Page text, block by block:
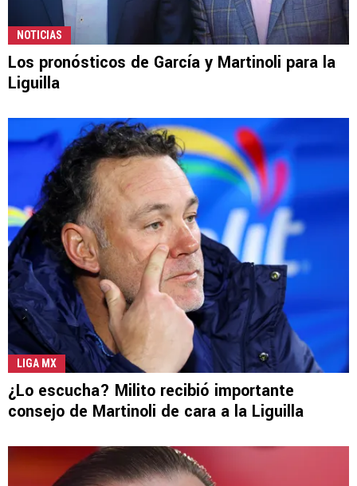
NOTICIAS
Los pronósticos de García y Martinoli para la
Liguilla
LIGA MX
¿Lo escucha? Milito recibió importante
consejo de Martinoli de cara a la Liguilla